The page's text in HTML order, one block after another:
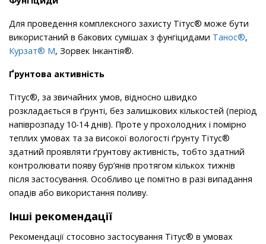
Для проведення комплексного захисту Тітус® може бути
використаний в бакових сумішах з фунгіцидами Танос®,
Курзат® М, Зорвек Інкантія®.
Ґрунтова активність
Тітус®, за звичайних умов, відносно швидко
розкладається в ґрунті, без залишкових кількостей (період
напіврозпаду 10-14 днів). Проте у прохолодних і помірно
теплих умовах та за високої вологості ґрунту Тітус®
здатний проявляти ґрунтову активність, тобто здатний
контролювати появу бур’янів протягом кількох тижнів
після застосування. Особливо це помітно в разі випадання
опадів або використання поливу.
Інші рекомендації
Рекомендації стосовно застосування Тітус® в умовах